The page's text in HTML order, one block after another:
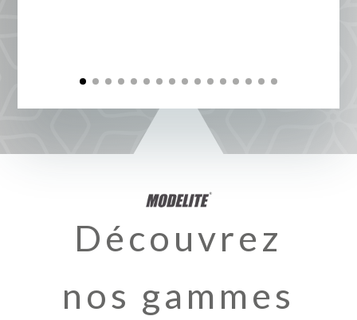
Découvrez
nos gammes